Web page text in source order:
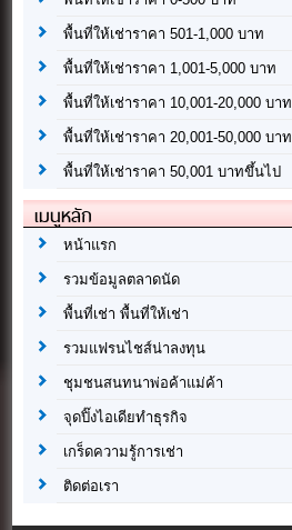
พื้นที่ให้เช่าราคา 501-1,000 บาท
พื้นที่ให้เช่าราคา 1,001-5,000 บาท
พื้นที่ให้เช่าราคา 10,001-20,000 บาท
พื้นที่ให้เช่าราคา 20,001-50,000 บาท
พื้นที่ให้เช่าราคา 50,001 บาทขึ้นไป
เมนูหลัก
หน้าแรก
รวมข้อมูลตลาดนัด
พื้นที่เช่า พื้นที่ให้เช่า
รวมแฟรนไชส์น่าลงทุน
ชุมชนสนทนาพ่อค้าแม่ค้า
จุดปิ๊งไอเดียทำธุรกิจ
เกร็ดความรู้การเช่า
ติดต่อเรา